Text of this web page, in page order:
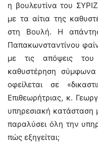
η βουλευτίνα του
με τα αίτια της
στη Βουλή. Η
Παπακωνσταντίνου
με τις απόψεις
καθυστέρηση
οφείλεται σε
Επιθεωρήτριας, κ.
υπηρεσιακή κατάσταση
παραλύσει όλη την
πώς εξηγείται;